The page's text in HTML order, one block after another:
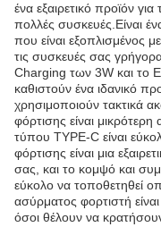
ένα εξαιρετικό προϊόν
πολλές συσκευές.Είναι
που είναι εξοπλισμένος
τις συσκευές σας
Charging των 3W και το
καθιστούν ένα ιδανικό
χρησιμοποιούν τακτικά
φόρτισης είναι
τύπου TYPE-C είναι
φόρτισης είναι μια
σας, και το κομψό και
εύκολο να τοποθετηθεί
ασύρματος φορτιστή
όσοι θέλουν να